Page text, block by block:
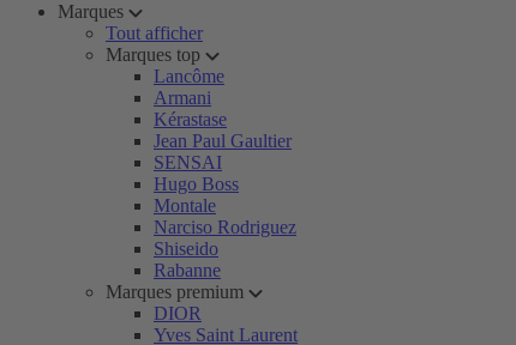
Marques
Tout afficher
Marques top
Lancôme
Armani
Kérastase
Jean Paul Gaultier
SENSAI
Hugo Boss
Montale
Narciso Rodriguez
Shiseido
Rabanne
Marques premium
DIOR
Yves Saint Laurent